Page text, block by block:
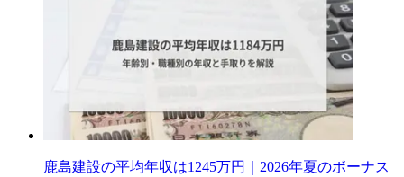
鹿島建設の平均年収は1245万円｜2026年夏のボーナス